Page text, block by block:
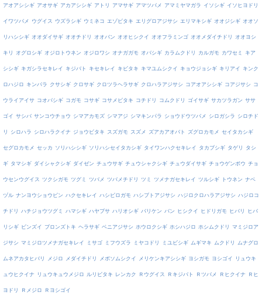
アオアシシギ アオサギ アカアシシギ アトリ アマサギ アマツバメ アマミヤマガラ イソシギ イソヒヨドリ
イワツバメ ウグイス ウズラシギ ウミネコ エゾビタキ エリグロアジサシ エリマキシギ オオジシギ オオソ
リハシシギ オオダイサギ オオチドリ オオバン オオヒシクイ オオフラミンゴ オオメダイチドリ オオヨシ
キリ オグロシギ オジロトウネン オジロワシ オナガガモ オバシギ カラムクドリ カルガモ カワセミ キア
シシギ キガシラセキレイ キジバト キセキレイ キビタキ キマユムシクイ キョウジョシギ キリアイ キンク
ロハジロ キンパラ クサシギ クロサギ クロツラヘラサギ クロハラアジサシ コアオアシシギ コアジサシ コ
ウライアイサ コオバシギ コガモ コサギ コサメビタキ コチドリ コムクドリ ゴイサギ サカツラガン ササ
ゴイ サシバ サンコウチョウ シマアカモズ シマアジ シマキンパラ ショウドウツバメ シロガシラ シロチド
リ シロハラ シロハラクイナ ジョウビタキ スズガモ スズメ ズアカアオバト ズグロカモメ セイタカシギ
セグロカモメ セッカ ソリハシシギ ソリハシセイタカシギ タイワンハクセキレイ タカブシギ タゲリ タシ
ギ タマシギ ダイシャクシギ ダイゼン チュウサギ チュウシャクシギ チュウダイサギ チョウゲンボウ チョ
ウセンウグイス ツクシガモ ツグミ ツバメ ツバメチドリ ツミ ツメナガセキレイ ツルシギ トウネン ナベ
ヅル ナンヨウショウビン ハクセキレイ ハシビロガモ ハシブトアジサシ ハジロクロハラアジサシ ハジロコ
チドリ ハチジョウツグミ ハマシギ ハヤブサ ハリオシギ バリケン バン ヒシクイ ヒドリガモ ヒバリ ヒバ
リシギ ビンズイ ブロンズトキ ヘラサギ ベニアジサシ ホウロクシギ ホシハジロ ホシムクドリ マミジロア
ジサシ マミジロツメナガセキレイ ミサゴ ミフウズラ ミヤコドリ ミユビシギ ムギマキ ムクドリ ムナグロ
ムネアカタヒバリ メジロ メダイチドリ メボソムシクイ メリケンキアシシギ ヨシガモ ヨシゴイ リュウキ
ュウヒクイナ リュウキュウメジロ ルリビタキ レンカク Ｒウグイス Ｒキジバト Ｒツバメ Ｒヒクイナ Ｒヒ
ヨドリ Ｒメジロ Ｒヨシゴイ